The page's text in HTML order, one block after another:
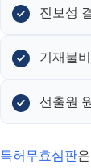
진보성
기재불
선출원
특허무효심판